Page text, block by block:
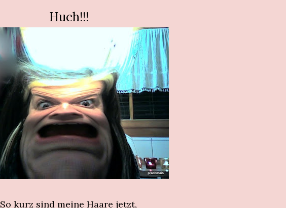
Huch!!!
So kurz sind meine Haare jetzt,